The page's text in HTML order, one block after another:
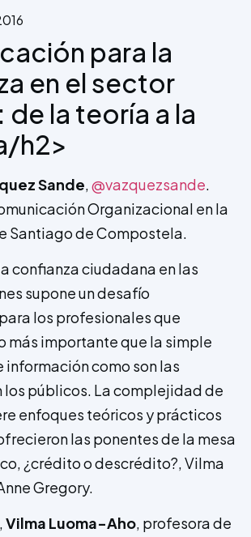
para la
en el sector
la teoría a la
h2>
Sande,@vazquezsande.
Organizacional en la
Santiago de Compostela.
confianza ciudadana en las
supone un desafío
los profesionales que
más importante que la simple
información como son las
los públicos. La complejidad de
enfoques teóricos y prácticos
las ponentes de la mesa
¿crédito o descrédito?, Vilma
Gregory.
Vilma Luoma-Aho, profesora de